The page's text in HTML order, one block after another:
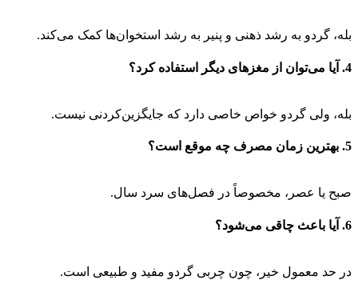
بله، گردو به رشد ذهنی و پنیر به رشد استخوان‌ها کمک می‌کند.
4. آیا می‌توان از مغزهای دیگر استفاده کرد؟
بله، ولی گردو خواص خاصی دارد که جایگزین‌کردنی نیست.
5. بهترین زمان مصرف چه موقع است؟
صبح یا عصر، مخصوصاً در فصل‌های سرد سال.
6. آیا باعث چاقی می‌شود؟
در حد معمول خیر، چون چربی گردو مفید و طبیعی است.